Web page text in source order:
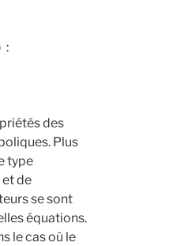
:
des
Plus
type
de
se sont
équations.
le cas où le